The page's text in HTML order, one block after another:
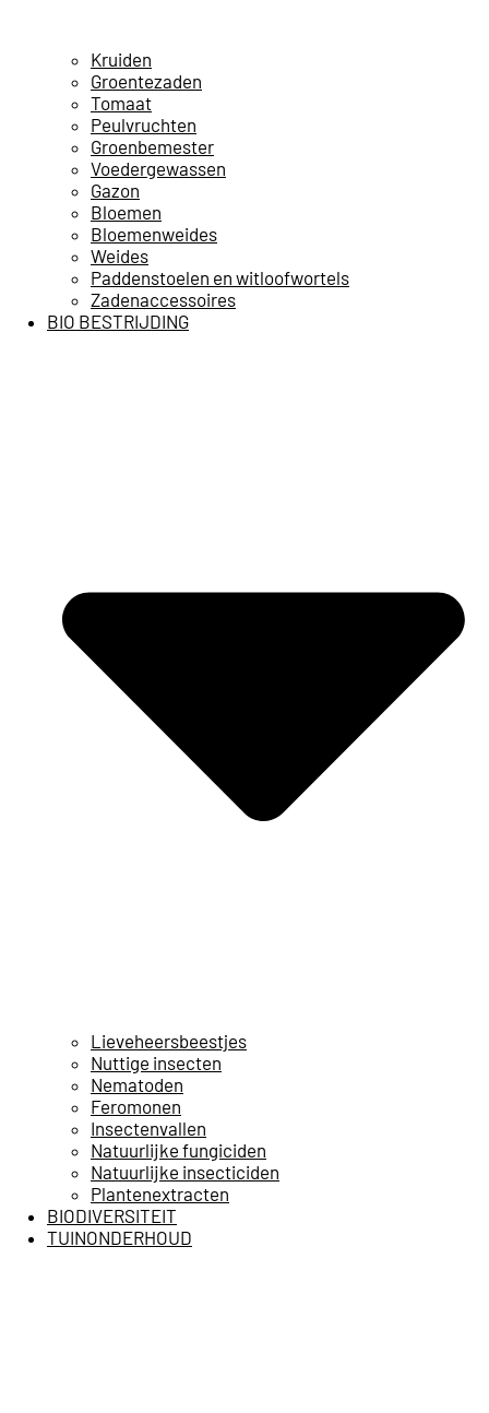
Kruiden
Groentezaden
Tomaat
Peulvruchten
Groenbemester
Voedergewassen
Gazon
Bloemen
Bloemenweides
Weides
Paddenstoelen en witloofwortels
Zadenaccessoires
BIO BESTRIJDING
Lieveheersbeestjes
Nuttige insecten
Nematoden
Feromonen
Insectenvallen
Natuurlijke fungiciden
Natuurlijke insecticiden
Plantenextracten
BIODIVERSITEIT
TUINONDERHOUD